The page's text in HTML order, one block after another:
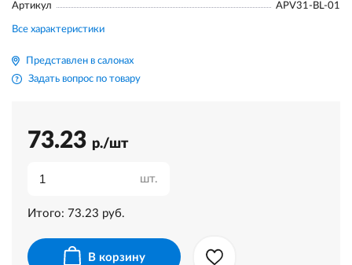
Артикул APV31-BL-01
Все характеристики
Представлен в салонах
Задать вопрос по товару
73.23 р./шт
шт.
Итого: 73.23 руб.
В корзину